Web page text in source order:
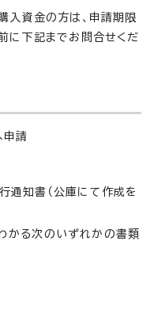
入資金の方は、申請期限
に下記までお問合せくだ
申請
通知書（公庫にて作成を
かる次のいずれかの書類